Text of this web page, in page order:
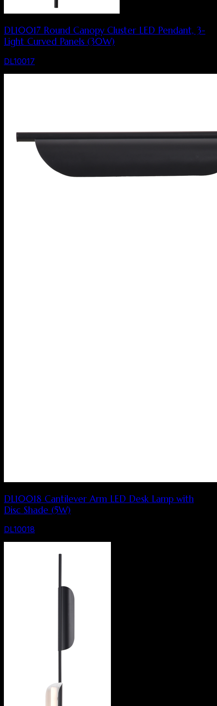
DL10017 Round Canopy Cluster LED Pendant, 3-
Light Curved Panels (30W)
DL10017
DL10018 Cantilever Arm LED Desk Lamp with
Disc Shade (5W)
DL10018